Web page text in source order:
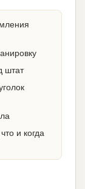
штат
и когда